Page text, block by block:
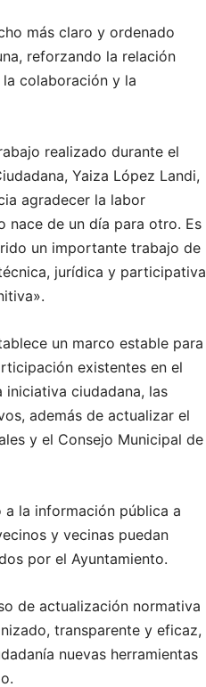
más claro y ordenado
reforzando la relación
colaboración y la
realizado durante el
Yaiza López Landi,
agradecer la labor
nace de un día para otro. Es
un importante trabajo de
jurídica y participativa
un marco estable para
existentes en el
iniciativa ciudadana, las
además de actualizar el
y el Consejo Municipal de
a la información pública a
y vecinas puedan
por el Ayuntamiento.
de actualización normativa
transparente y eficaz,
nuevas herramientas